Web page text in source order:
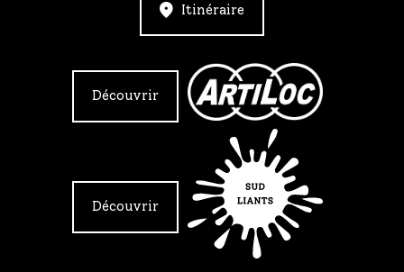
Itinéraire
Découvrir
Découvrir